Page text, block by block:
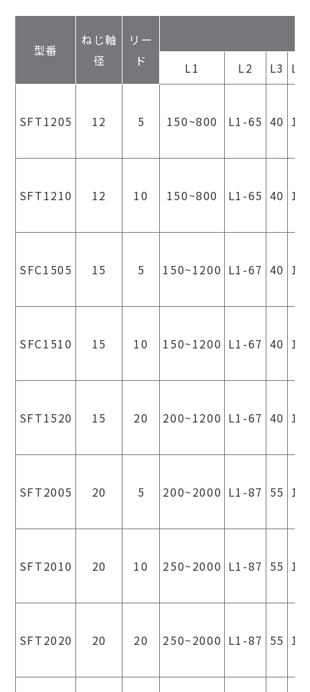
型番
ねじ軸
径
リー
ド
L1 L2 L3 L4
SFT1205 12 5 150~800 L1-65 40 10
SFT1210 12 10 150~800 L1-65 40 10
SFC1505 15 5 150~1200 L1-67 40 12
SFC1510 15 10 150~1200 L1-67 40 12
SFT1520 15 20 200~1200 L1-67 40 12
SFT2005 20 5 200~2000 L1-87 55 12
SFT2010 20 10 250~2000 L1-87 55 12
SFT2020 20 20 250~2000 L1-87 55 12